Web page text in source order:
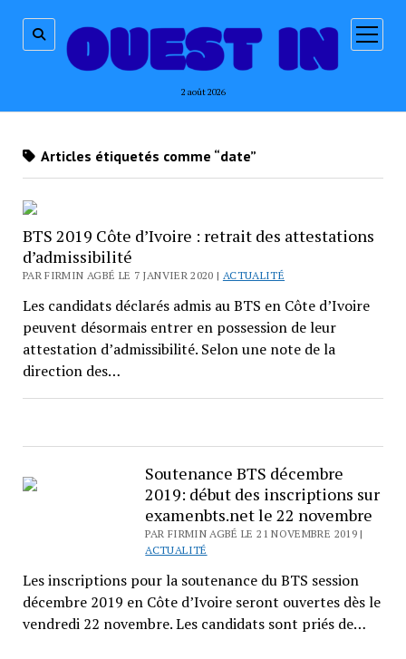
2 août 2026
ouvrir
menu
Articles étiquetés comme “date”
BTS 2019 Côte d’Ivoire : retrait des attestations
d’admissibilité
PAR FIRMIN AGBÉ LE 7 JANVIER 2020 | ACTUALITÉ
Les candidats déclarés admis au BTS en Côte d’Ivoire
peuvent désormais entrer en possession de leur
attestation d’admissibilité. Selon une note de la
direction des…
Soutenance BTS décembre
2019: début des inscriptions sur
examenbts.net le 22 novembre
PAR FIRMIN AGBÉ LE 21 NOVEMBRE 2019 |
ACTUALITÉ
Les inscriptions pour la soutenance du BTS session
décembre 2019 en Côte d’Ivoire seront ouvertes dès le
vendredi 22 novembre. Les candidats sont priés de…